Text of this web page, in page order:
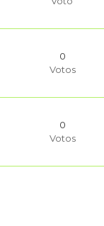
0
Votos
0
Votos